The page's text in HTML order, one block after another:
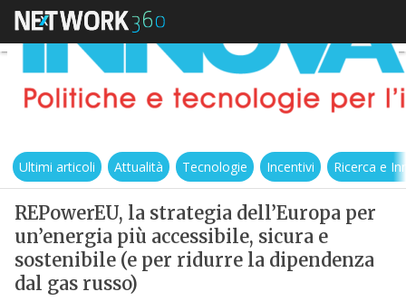
Ultimi articoli Attualità Tecnologie Incentivi Ricerca e
REPowerEU, la strategia dell’Europa per
un’energia più accessibile, sicura e
sostenibile (e per ridurre la dipendenza
dal gas russo)